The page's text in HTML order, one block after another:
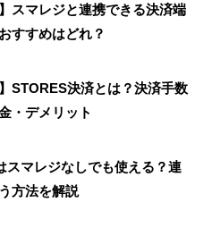
】スマレジと連携できる決済端
すすめはどれ？
】STORES決済とは？決済手数
・デメリット
スマレジなしでも使える？連
方法を解説